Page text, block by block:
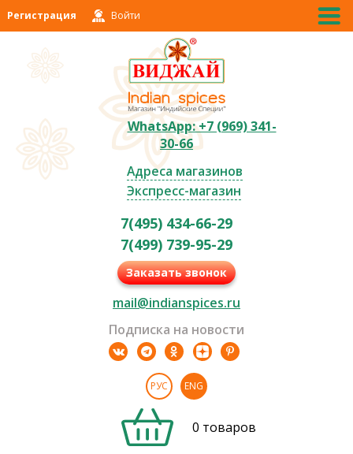
Регистрация Войти
WhatsApp: +7 (969) 341-
30-66
Адреса магазинов
Экспресс-магазин
7(495) 434-66-29
7(499) 739-95-29
Заказать звонок
mail@indianspices.ru
Подписка на новости
РУС ENG
0 товаров